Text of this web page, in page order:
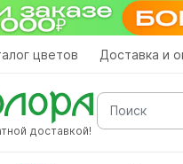
цветов Доставка и
доставкой!
Поиск